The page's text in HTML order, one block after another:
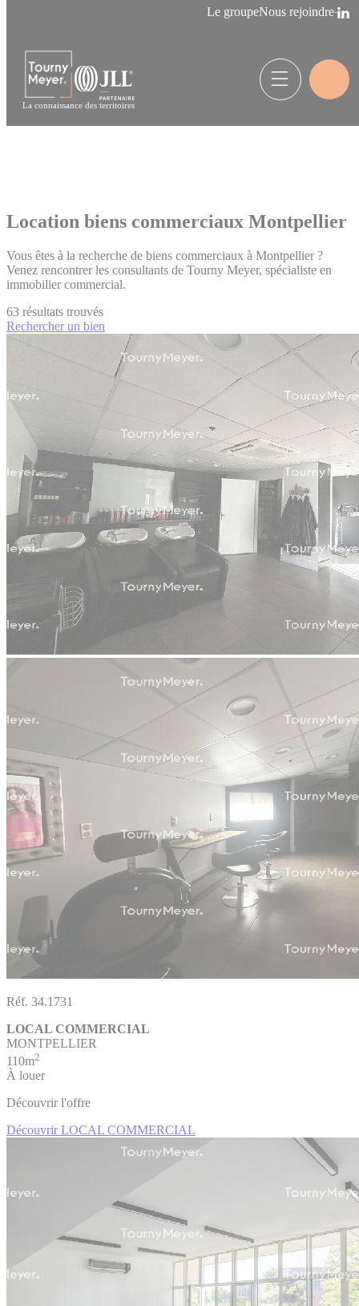
Le groupeNous rejoindre
La connaissance des territoires
Location biens commerciaux Montpellier
Vous êtes à la recherche de biens commerciaux à Montpellier ?
Venez rencontrer les consultants de Tourny Meyer, spécialiste en
immobilier commercial.
63 résultats trouvés
Rechercher un bien
Réf. 34.1731
LOCAL COMMERCIAL
MONTPELLIER
110m2
À louer
Découvrir l'offre
Découvrir LOCAL COMMERCIAL